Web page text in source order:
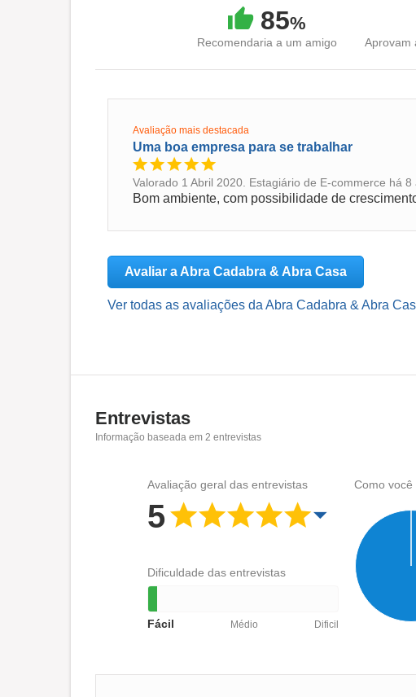
Denise, que é responsável pela parte de decoração, e
aqueles que cuidam para que os produtos cheguem
O sonho continua e a história não termina por aqui.
85%
Recomendaria a um amigo Aprovam
Avaliação mais destacada
Uma boa empresa para se trabalhar
Valorado 1 Abril 2020. Estagiário de E-commerce há
Bom ambiente, com possibilidade de
Avaliar a Abra Cadabra & Abra Casa
Ver todas as avaliações da Abra Cadabra & Abra
Entrevistas
Informação baseada em 2 entrevistas
Avaliação geral das entrevistas
5
Dificuldade das entrevistas
Fácil Médio Dificil
Como